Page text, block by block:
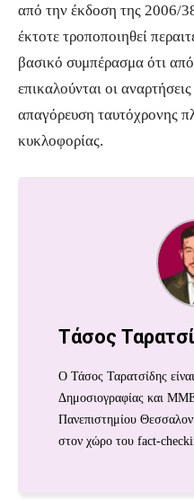
από την έκδοση της 2006/
έκτοτε τροποποιηθεί
βασικό συμπέρασμα ότι από
επικαλούνται οι
απαγόρευση ταυτόχρονης
κυκλοφορίας.
Τάσος
Ο Τάσος Ταρατσίδης
Δημοσιογραφίας και
Πανεπιστημίου
στον χώρο του fact-